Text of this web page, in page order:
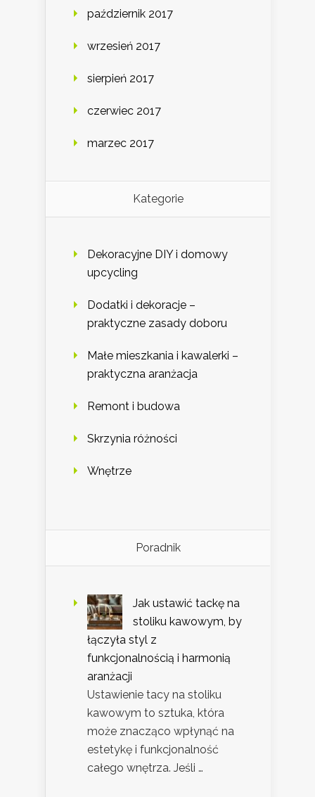
październik 2017
wrzesień 2017
sierpień 2017
czerwiec 2017
marzec 2017
Kategorie
Dekoracyjne DIY i domowy
upcycling
Dodatki i dekoracje –
praktyczne zasady doboru
Małe mieszkania i kawalerki –
praktyczna aranżacja
Remont i budowa
Skrzynia różności
Wnętrze
Poradnik
Jak ustawić tackę na
stoliku kawowym, by
łączyła styl z
funkcjonalnością i harmonią
aranżacji
Ustawienie tacy na stoliku
kawowym to sztuka, która
może znacząco wpłynąć na
estetykę i funkcjonalność
całego wnętrza. Jeśli …